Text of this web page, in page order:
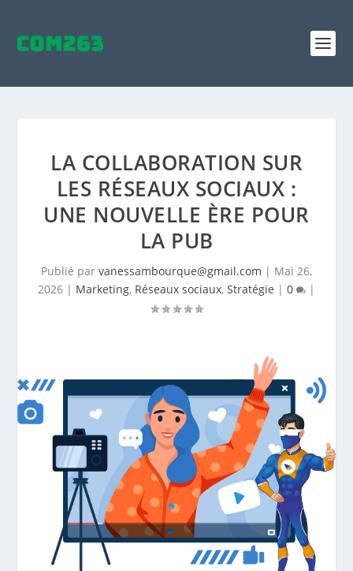
LA COLLABORATION SUR
LES RÉSEAUX SOCIAUX :
UNE NOUVELLE ÈRE POUR
LA PUB
Publié par vanessambourque@gmail.com | Mai 26,
2026 | Marketing, Réseaux sociaux, Stratégie | 0 |